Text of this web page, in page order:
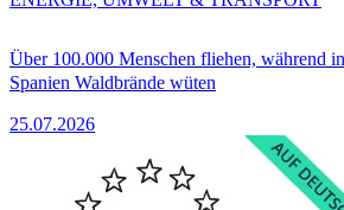
Über 100.000 Menschen fliehen, während
Spanien Waldbrände wüten
25.07.2026